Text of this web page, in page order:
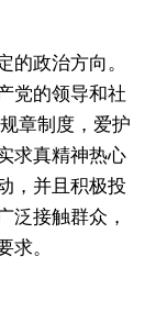
政治方向。
党的领导和社
章制度，爱护
求真精神热心
，并且积极投
泛接触群众，
求。